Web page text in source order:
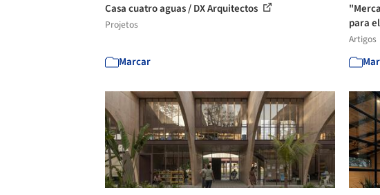
Casa cuatro aguas / DX Arquitectos
Projetos
Marcar
para
Artigos